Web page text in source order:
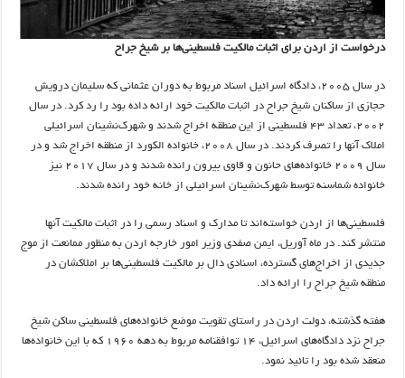
درخواست از اردن برای اثبات مالکیت فلسطینی‌ها بر شیخ جراح
در سال ۲۰۰۵، دادگاه اسرائیل اسناد مربوط به دوران عثمانی که سلیمان درویش
حجازی از ساکنان شیخ جراح در اثبات مالکیت خود ارائه داده بود را رد کرد. در سال
۲۰۰۲، تعداد ۴۳ فلسطینی از این منطقه اخراج شدند و شهرک‌نشینان اسرائیلی
املاک آنها را تصرف کردند. در سال ۲۰۰۸، خانواده الکورد از منطقه اخراج شد و در
سال ۲۰۰۹ خانواده‌های حانون و قاوی بیرون رانده شدند و در سال ۲۰۱۷ نیز
خانواده شماسنه توسط شهرک‌نشینان اسرائیلی از خانه خود رانده شدند.
فلسطینی‌ها از اردن خواسته‌اند تا مدارک و اسناد رسمی را در اثبات مالکیت آنها
منتشر کند. در ماه آوریل، ایمن صفدی وزیر امور خارجه اردن به منظور ممانعت از موج
جدیدی از اخراج‌های گسترده، اسنادی دال بر مالکیت فلسطینی‌ها بر املاکشان در
منطقه شیخ جراح را ارائه داد.
هفته گذشته، دولت اردن در راستای تقویت موضع خانواده‌های فلسطینی ساکن شیخ
جراح نزد دادگاه‌های اسرائیل، ۱۴ توافقنامه مربوط به دهه ۱۹۶۰ که با این خانواده‌ها
منعقد شده بود را تائید نمود.